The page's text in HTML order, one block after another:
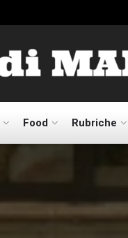
Food Rubriche